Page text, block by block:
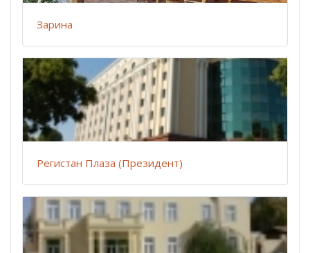
Зарина
Регистан Плаза (Президент)